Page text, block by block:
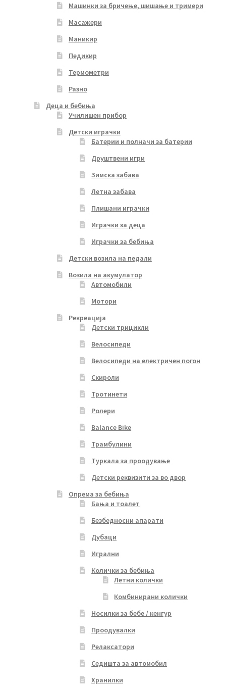
Машинки за бричење, шишање и тримери
Масажери
Маникир
Педикир
Термометри
Разно
Деца и бебиња
Училишен прибор
Детски играчки
Батерии и полначи за батерии
Друштвени игри
Зимска забава
Летна забава
Плишани играчки
Играчки за деца
Играчки за бебиња
Детски возила на педали
Возила на акумулатор
Автомобили
Мотори
Рекреација
Детски трицикли
Велосипеди
Велосипеди на електричен погон
Скироли
Тротинети
Ролери
Balance Bike
Трамбулини
Туркала за проодување
Детски реквизити за во двор
Опрема за бебиња
Бања и тоалет
Безбедносни апарати
Дубаци
Игрални
Колички за бебиња
Летни колички
Комбинирани колички
Носилки за бебе / кенгур
Проодувалки
Релаксатори
Седишта за автомобил
Хранилки